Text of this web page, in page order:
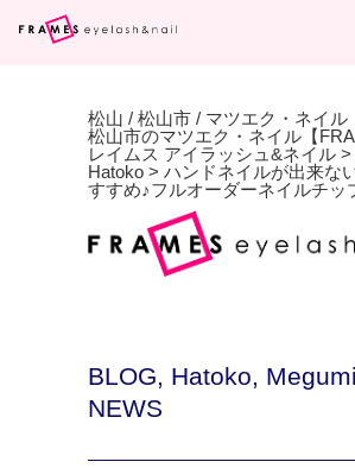
松山 / 松山市 / マツエク・ネイル
松山市のマツエク・ネイル【
レイムス アイラッシュ&ネイル >
Hatoko > ハンドネイルが出来な
すすめ♪フルオーダーネイルチッ
BLOG, Hatoko, Megumi
NEWS